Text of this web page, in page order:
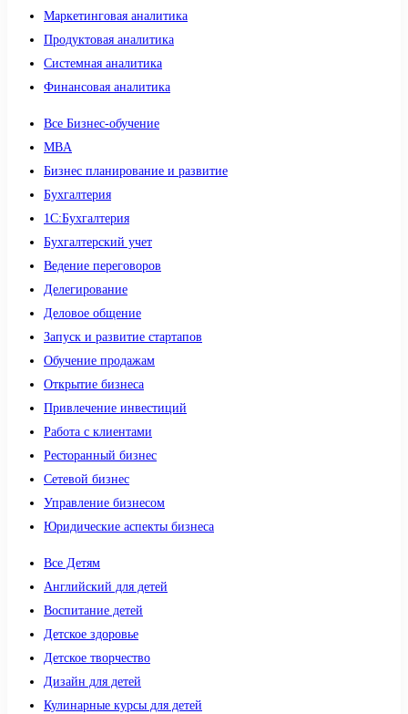
Маркетинговая аналитика
Продуктовая аналитика
Системная аналитика
Финансовая аналитика
Все Бизнес-обучение
MBA
Бизнес планирование и развитие
Бухгалтерия
1C:Бухгалтерия
Бухгалтерский учет
Ведение переговоров
Делегирование
Деловое общение
Запуск и развитие стартапов
Обучение продажам
Открытие бизнеса
Привлечение инвестиций
Работа с клиентами
Ресторанный бизнес
Сетевой бизнес
Управление бизнесом
Юридические аспекты бизнеса
Все Детям
Английский для детей
Воспитание детей
Детское здоровье
Детское творчество
Дизайн для детей
Кулинарные курсы для детей